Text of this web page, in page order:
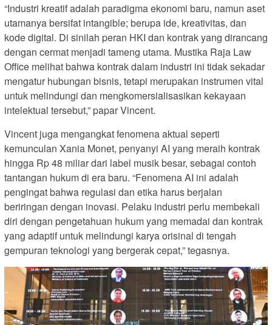
“Industri kreatif adalah paradigma ekonomi baru, namun aset
utamanya bersifat intangible; berupa ide, kreativitas, dan
kode digital. Di sinilah peran HKI dan kontrak yang dirancang
dengan cermat menjadi tameng utama. Mustika Raja Law
Office melihat bahwa kontrak dalam industri ini tidak sekadar
mengatur hubungan bisnis, tetapi merupakan instrumen vital
untuk melindungi dan mengkomersialisasikan kekayaan
intelektual tersebut,” papar Vincent.
Vincent juga mengangkat fenomena aktual seperti
kemunculan Xania Monet, penyanyi AI yang meraih kontrak
hingga Rp 48 miliar dari label musik besar, sebagai contoh
tantangan hukum di era baru. “Fenomena AI ini adalah
pengingat bahwa regulasi dan etika harus berjalan
beriringan dengan inovasi. Pelaku industri perlu membekali
diri dengan pengetahuan hukum yang memadai dan kontrak
yang adaptif untuk melindungi karya orisinal di tengah
gempuran teknologi yang bergerak cepat,” tegasnya.